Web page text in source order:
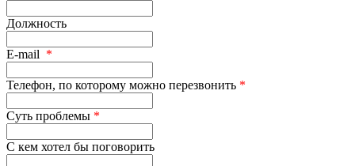
Должность
E-mail *
Телефон, по которому можно перезвонить *
Суть проблемы *
С кем хотел бы поговорить